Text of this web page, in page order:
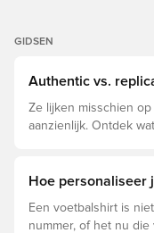
GIDSEN
Authentic vs.
Ze lijken misschien
aanzienlijk. Ontdek
Hoe personaliseer
Een voetbalshirt is
nummer, of het nu